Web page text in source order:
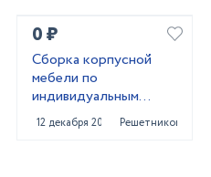
0 ₽
Сборка корпусной
мебели по
индивидуальным
размерам в Твери
12 декабря 2021 Решетниково